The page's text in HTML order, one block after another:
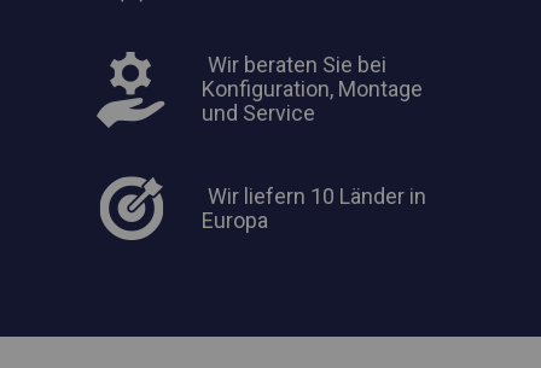
Wir beraten Sie bei
Konfiguration, Montage
und Service
Wir liefern 10 Länder in
Europa